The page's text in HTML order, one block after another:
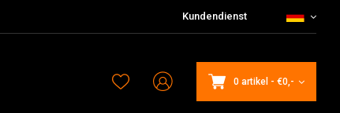
Kundendienst
0 artikel - €0,-